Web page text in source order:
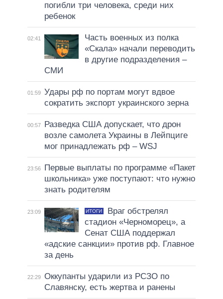
погибли три человека, среди них
ребенок
02:41
Часть военных из полка
«Скала» начали переводить
в другие подразделения –
СМИ
01:59 Удары рф по портам могут вдвое
сократить экспорт украинского зерна
00:57
Разведка США допускает, что дрон
возле самолета Украины в Лейпциге
мог принадлежать рф – WSJ
23:56
Первые выплаты по программе «Пакет
школьника» уже поступают: что нужно
знать родителям
23:09 ИТОГИ
Враг обстрелял
стадион «Черноморец», а
Сенат США поддержал
«адские санкции» против рф. Главное
за день
22:29 Оккупанты ударили из РСЗО по
Славянску, есть жертва и ранены